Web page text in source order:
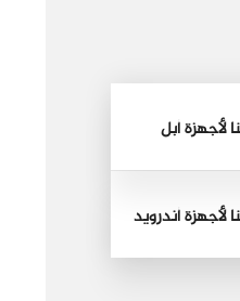
أبل
أندرويد